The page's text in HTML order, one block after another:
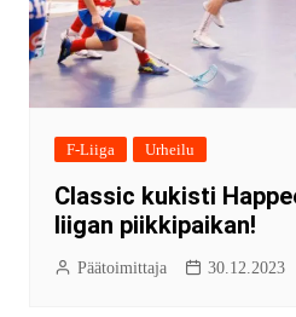
F-Liiga Urheilu
Classic kukisti
liigan piikkipaikan!
Päätoimittaja 30.12.2023